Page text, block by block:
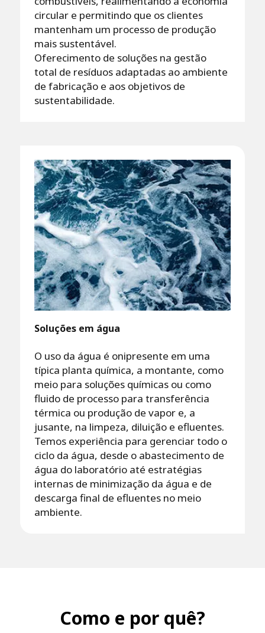
circular e permitindo que os clientes
mantenham um processo de produção
mais sustentável.
Oferecimento de soluções na gestão
total de resíduos adaptadas ao ambiente
de fabricação e aos objetivos de
sustentabilidade.
Soluções em água
O uso da água é onipresente em uma
típica planta química, a montante, como
meio para soluções químicas ou como
fluido de processo para transferência
térmica ou produção de vapor e, a
jusante, na limpeza, diluição e efluentes.
Temos experiência para gerenciar todo o
ciclo da água, desde o abastecimento de
água do laboratório até estratégias
internas de minimização da água e de
descarga final de efluentes no meio
ambiente.
Como e por quê?